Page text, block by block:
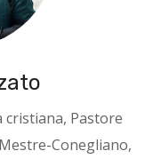
Pastore
Conegliano,